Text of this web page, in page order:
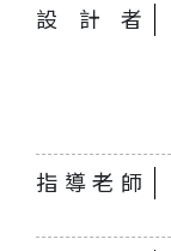
設計者
指導老師